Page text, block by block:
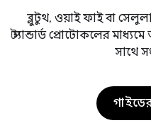
ব্লুটুথ, ওয়াই ফাই বা
স্ট্যান্ডার্ড প্রোটোকলের
সাথে